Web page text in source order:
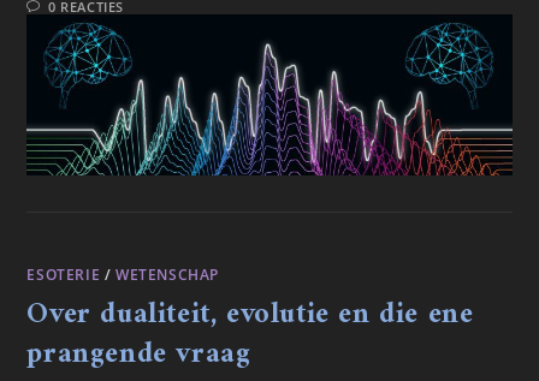
0 REACTIES
ESOTERIE /WETENSCHAP
Over dualiteit, evolutie en die ene
prangende vraag